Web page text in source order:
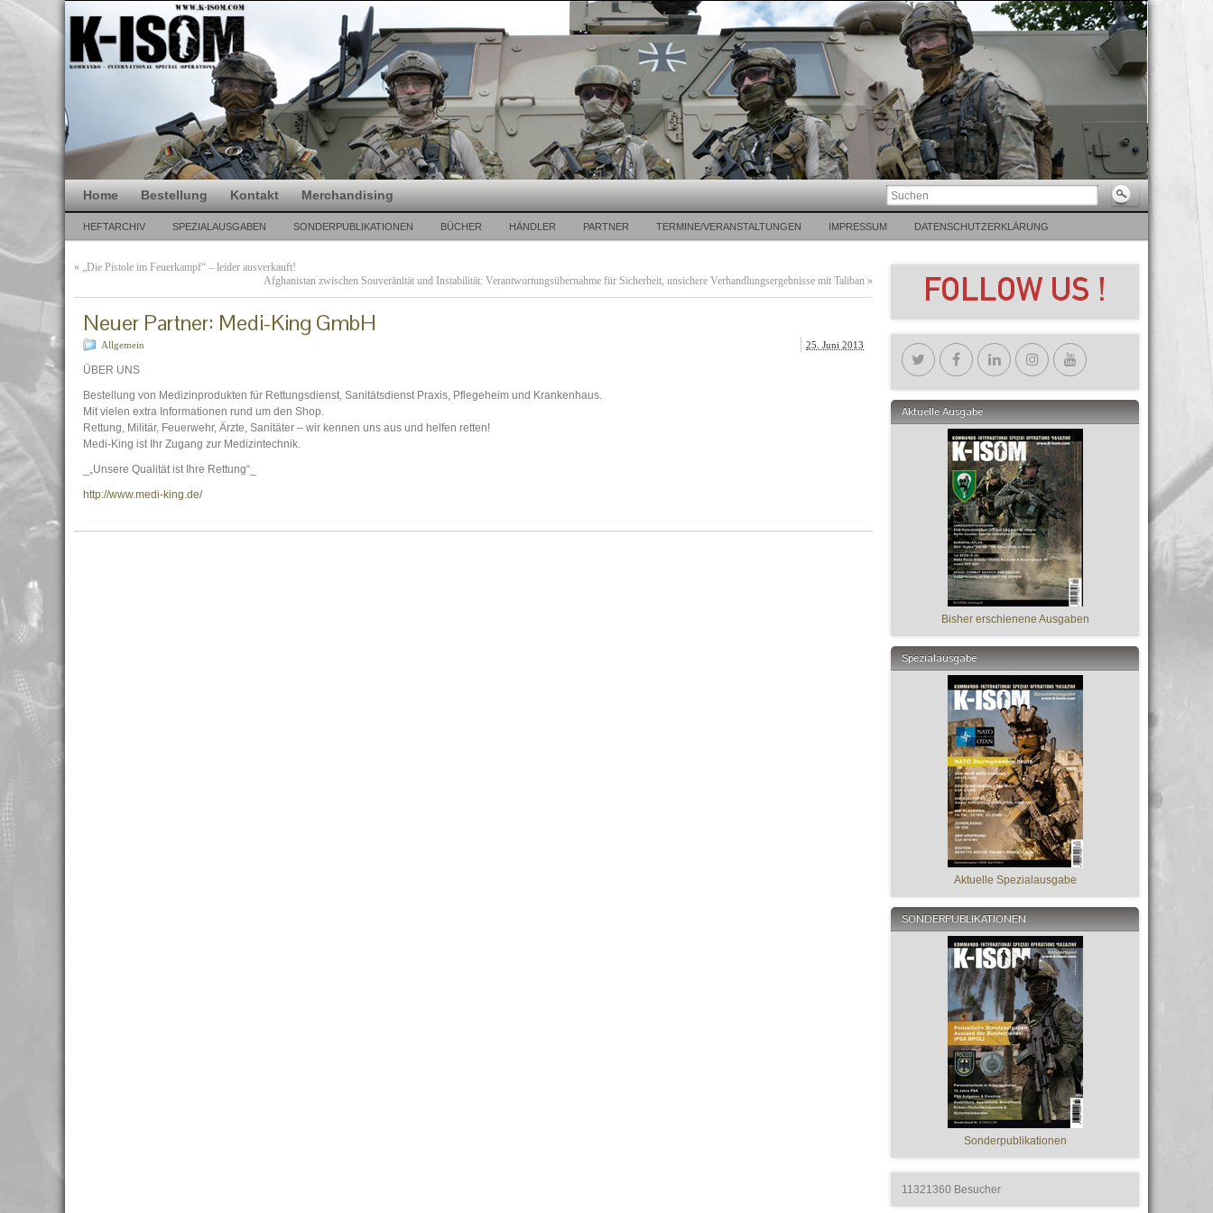
Home Bestellung Kontakt Merchandising
HEFTARCHIV SPEZIALAUSGABEN SONDERPUBLIKATIONEN BÜCHER HÄNDLER PARTNER TERMINE/VERANSTALTUNGEN IMPRESSUM DATENSCHUTZERKLÄRUNG
« „Die Pistole im Feuerkampf“ – leider ausverkauft!
Afghanistan zwischen Souveränität und Instabilität: Verantwortungsübernahme für Sicherheit, unsichere Verhandlungsergebnisse mit Taliban »
Neuer Partner: Medi-King GmbH
Allgemein 25. Juni 2013
ÜBER UNS
Bestellung von Medizinprodukten für Rettungsdienst, Sanitätsdienst Praxis, Pflegeheim und Krankenhaus.
Mit vielen extra Informationen rund um den Shop.
Rettung, Militär, Feuerwehr, Ärzte, Sanitäter – wir kennen uns aus und helfen retten!
Medi-King ist Ihr Zugang zur Medizintechnik.
_„Unsere Qualität ist Ihre Rettung“_
http://www.medi-king.de/
Aktuelle Ausgabe
Bisher erschienene Ausgaben
Spezialausgabe
Aktuelle Spezialausgabe
SONDERPUBLIKATIONEN
Sonderpublikationen
11321360 Besucher